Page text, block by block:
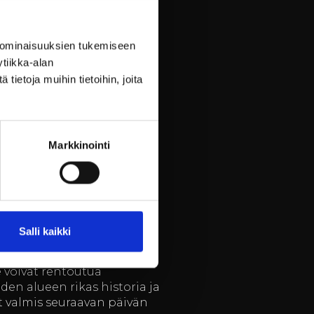
tukemiseen
alan
tietoja muihin tietoihin, joita
Markkinointi
Salli kaikki
Tarjoamme
puitteissa.
irrottautua
työpajoja, luontoretkiä
vahvista
puolestaan heijastuu
majoituspalveluita, jotka
voivat rentoutua
alueen rikas historia ja
seuraavan päivän